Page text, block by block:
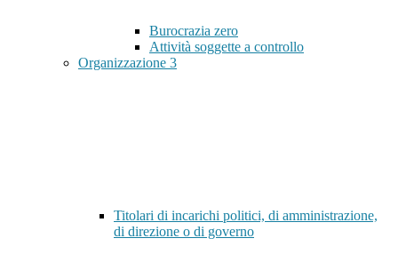
Burocrazia zero
Attività soggette a controllo
Organizzazione 3
Titolari di incarichi politici, di amministrazione,
di direzione o di governo